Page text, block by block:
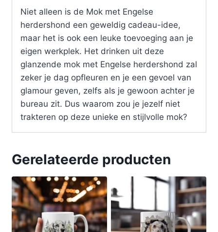
Niet alleen is de Mok met Engelse
herdershond een geweldig cadeau-idee,
maar het is ook een leuke toevoeging aan je
eigen werkplek. Het drinken uit deze
glanzende mok met Engelse herdershond zal
zeker je dag opfleuren en je een gevoel van
glamour geven, zelfs als je gewoon achter je
bureau zit. Dus waarom zou je jezelf niet
trakteren op deze unieke en stijlvolle mok?
Gerelateerde producten